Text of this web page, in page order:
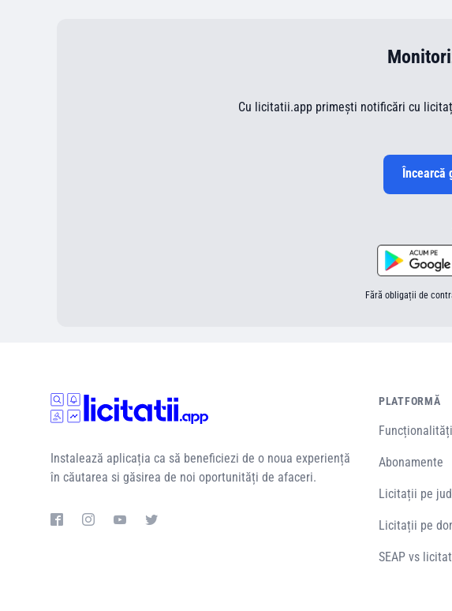
Cu licitatii.app primești notificări cu
Încearcă
Fără obligații de
Instalează aplicația ca să beneficiezi de o noua experiență
în căutarea si găsirea de noi oportunități de afaceri.
PLATFORMĂ
Funcționalități
Abonamente
Licitații pe
Licitații pe
SEAP vs